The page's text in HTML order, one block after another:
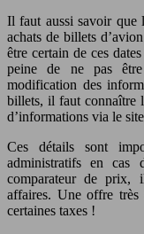
Il faut aussi savoir que
achats de billets
être certain de ces
peine de ne pas
modification des
billets, il faut connaître
d’informations via le site
Ces détails sont
administratifs en
comparateur de prix,
affaires. Une offre très
certaines taxes !